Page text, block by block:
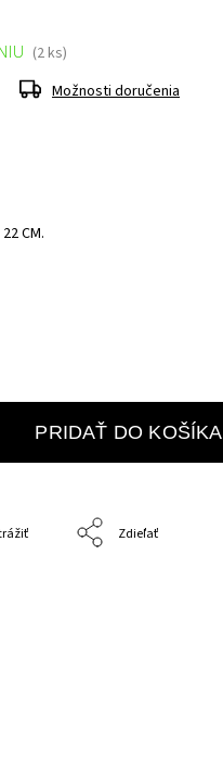
CM.
(2 ks)
Možnosti doručenia
PRIDAŤ DO KOŠÍKA
Zdieľať